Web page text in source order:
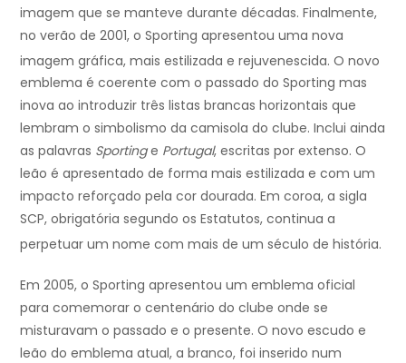
imagem que se manteve durante décadas. Finalmente,
no verão de 2001, o Sporting apresentou uma nova
imagem gráfica, mais estilizada e rejuvenescida. O novo
emblema é coerente com o passado do Sporting mas
inova ao introduzir três listas brancas horizontais que
lembram o simbolismo da camisola do clube. Inclui ainda
as palavras Sportinge Portugal, escritas por extenso. O
leão é apresentado de forma mais estilizada e com um
impacto reforçado pela cor dourada. Em coroa, a sigla
SCP, obrigatória segundo os Estatutos, continua a
perpetuar um nome com mais de um século de história.
Em 2005, o Sporting apresentou um emblema oficial
para comemorar o centenário do clube onde se
misturavam o passado e o presente. O novo escudo e
leão do emblema atual, a branco, foi inserido num